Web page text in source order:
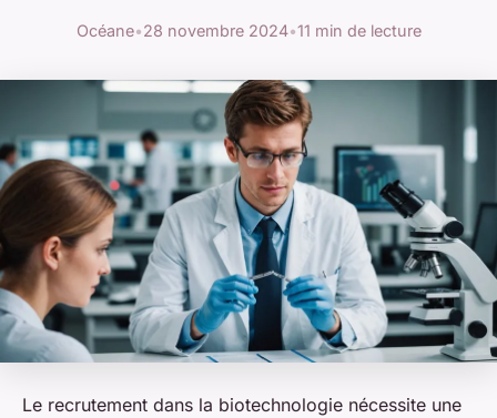
Océane•28 novembre 2024•11 min de lecture
Le recrutement dans la biotechnologie nécessite une